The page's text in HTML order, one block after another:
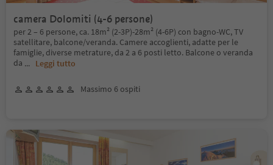
camera Dolomiti (4-6 persone)
per 2 – 6 persone, ca. 18m² (2-3P)-28m² (4-6P) con bagno-WC, TV
satellitare, balcone/veranda. Camere accoglienti, adatte per le
famiglie, diverse metrature, da 2 a 6 posti letto. Balcone o veranda
da ... Leggi tutto
Massimo 6 ospiti